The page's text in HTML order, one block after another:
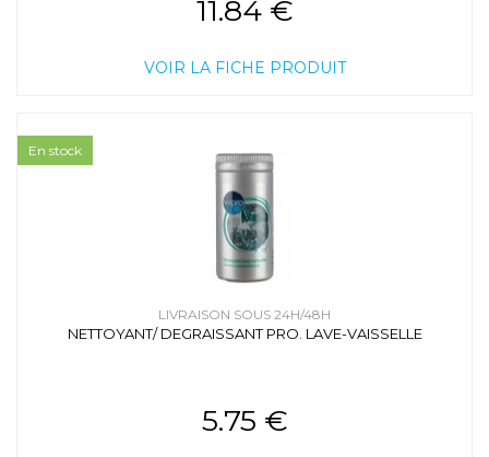
11.84 €
VOIR LA FICHE PRODUIT
LIVRAISON SOUS 24H/48H
NETTOYANT/ DEGRAISSANT PRO. LAVE-VAISSELLE
5.75 €
En stock